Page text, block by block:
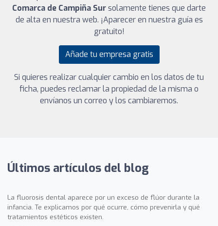
Comarca de Campiña Sursolamente tienes que darte
de alta en nuestra web. ¡Aparecer en nuestra guía es
gratuito!
Añade tu empresa gratis
Si quieres realizar cualquier cambio en los datos de tu
ficha, puedes reclamar la propiedad de la misma o
envíanos un correo y los cambiaremos.
Últimos artículos del blog
La fluorosis dental aparece por un exceso de flúor durante la
infancia. Te explicamos por qué ocurre, cómo prevenirla y qué
tratamientos estéticos existen.